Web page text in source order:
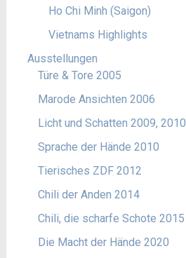
Ho Chi Minh (Saigon)
Vietnams Highlights
Ausstellungen
Türe & Tore 2005
Marode Ansichten 2006
Licht und Schatten 2009, 2010
Sprache der Hände 2010
Tierisches ZDF 2012
Chili der Anden 2014
Chili, die scharfe Schote 2015
Die Macht der Hände 2020